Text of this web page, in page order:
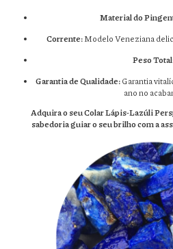
Material do
Corrente:Modelo Veneziana
Peso
Garantia de Qualidade:Garantia
ano no
Adquira o seu Colar Lápis-Lazúli
sabedoria guiar o seu brilho com a